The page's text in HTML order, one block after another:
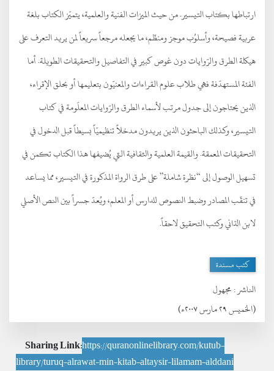
(الخميس ٢٩ مارس ٢٠٠٧ء)
الناشر :مجهول
ارتباطها بكتاب التيسير. من حيث الميزات الفنية والعلمية، يتميّز الكتاب بلغة
عربية فصيحة، وأسلوُب موجز ومنظّم، ما يجعله مرجعاً سريعاً لمن يريد التعرف على
هيكلة الطرق والرّوايات دون غوص كبير في التفاصيل والتحقيقات الطويلة. أما
الفئة المستهدَفة فهي طلاب علوم القراءات والمعنيّون بتعليمها أو بحلق الإقراء،
الذين يحتاجون إلى جدول مرتب لأسماء الطرق والرّوايات المعلَومة في كتاب
التيسير، وكذلك الباحثون الذين يريدون مدخلاً تنظيميّاً بسيطاً قبل الدخول في
التحقيقات المعمقة. والقيمة العلمية والثقافية التي يُضيفها هذا الكتاب تكمن في
تسهيل الوصول إلى “نظرة شاملة” على طرق الرواة المذكورة في التيسير، مما يساعد
في تنقّب المصادر وضبط النصوص للدارس أو المعلم، ويُعدّ جسراً بين النص الأصلي
لابن الدّاني وكتب التحقيق لاحقاً.
كتب مسندة
Sharing Link:https://quranonlinelibrary.com/kutub-
library/turuq-alrawat-min-kitab-altaysir-lilamam-alddani